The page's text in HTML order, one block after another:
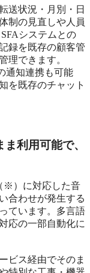
送状況・月別・日
制の見直しや人員
システムとの
録を既存の顧客管
理できます。
通知連携も可能
を既存のチャット
利用可能で、
※）に対応した音
合わせが発生する
ています。多言語
応の一部自動化に
ビス経由でそのま